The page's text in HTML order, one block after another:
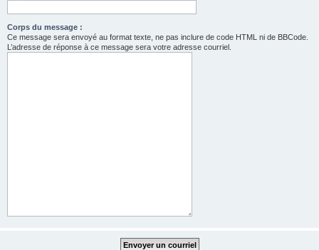
Corps du message :
Ce message sera envoyé au format texte, ne pas inclure de code HTML ni de BBCode.
L’adresse de réponse à ce message sera votre adresse courriel.